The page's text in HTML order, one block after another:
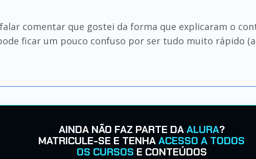
comentar que gostei da forma que explicaram o
ficar um pouco confuso por ser tudo muito rápido (a
AINDA NÃO FAZ PARTE DAALURA?
MATRICULE-SE E TENHAACESSO A TODOS
OS CURSOS E CONTEÚDOS